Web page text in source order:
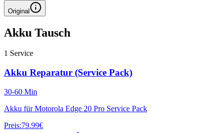
Original
Akku Tausch
1 Service
Akku Reparatur (Service Pack)
30-60 Min
Akku für Motorola Edge 20 Pro Service Pack
Preis:79.99€